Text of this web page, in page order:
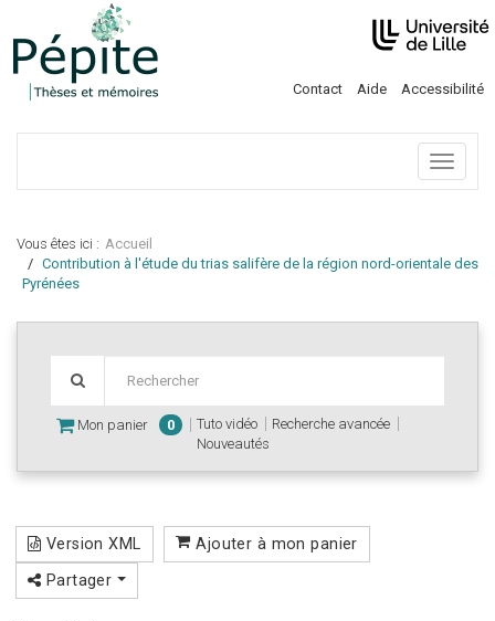
Contact Aide Accessibilité
Menu
Vous êtes ici : Accueil
Contribution à l'étude du trias salifère de la région nord-orientale des
Pyrénées
Mon panier 0 Tuto vidéo
Recherche avancée
Nouveautés
Version XML Ajouter à mon panier
Partager